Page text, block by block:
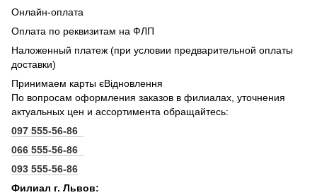
Онлайн-оплата
Оплата по реквизитам на ФЛП
Наложенный платеж (при условии предварительной оплаты
доставки)
Принимаем карты єВідновлення
По вопросам оформления заказов в филиалах, уточнения
актуальных цен и ассортимента обращайтесь:
097 555-56-86
066 555-56-86
093 555-56-86
Филиал г. Львов: